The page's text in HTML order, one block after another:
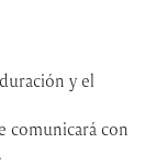
y el
comunicará con